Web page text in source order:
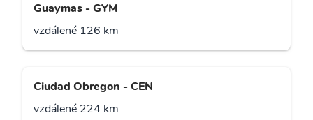
Guaymas - GYM
vzdálené 126 km
Ciudad Obregon - CEN
vzdálené 224 km